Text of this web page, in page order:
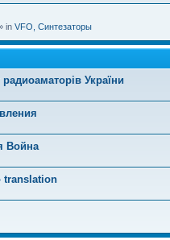
in VFO, Синтезаторы
України
Война
translation